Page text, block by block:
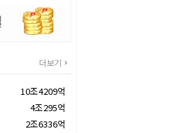
더보기
10조4209억
4조295억
2조6336억